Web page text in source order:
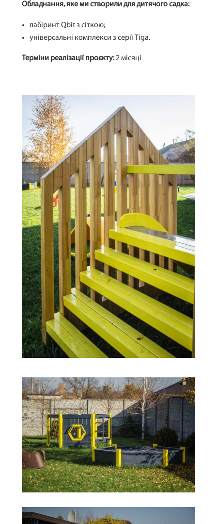
Обладнання, яке ми створили для дитячого садка:
лабіринт Qbit з сіткою;
універсальні комплекси з серії Tiga.
Терміни реалізації проєкту:2 місяці